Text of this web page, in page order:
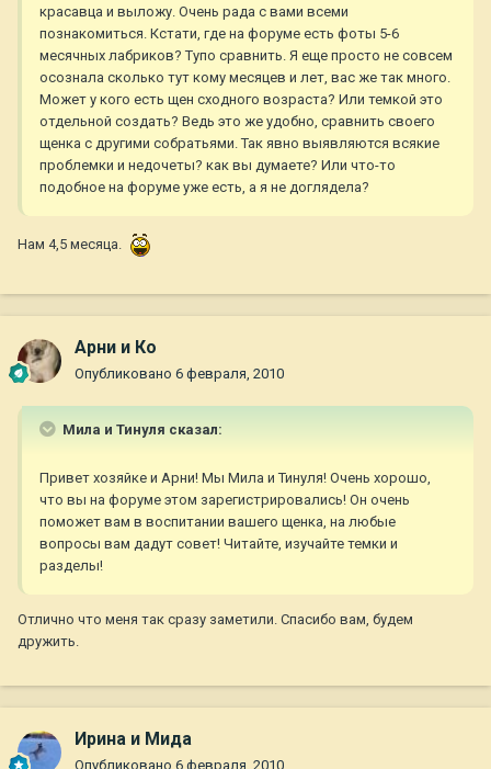
красавца и выложу. Очень рада с вами всеми
познакомиться. Кстати, где на форуме есть фоты 5-6
месячных лабриков? Тупо сравнить. Я еще просто не совсем
осознала сколько тут кому месяцев и лет, вас же так много.
Может у кого есть щен сходного возраста? Или темкой это
отдельной создать? Ведь это же удобно, сравнить своего
щенка с другими собратьями. Так явно выявляются всякие
проблемки и недочеты? как вы думаете? Или что-то
подобное на форуме уже есть, а я не доглядела?
Нам 4,5 месяца.
Арни и Ко
Опубликовано 6 февраля, 2010
Мила и Тинуля сказал:
Привет хозяйке и Арни! Мы Мила и Тинуля! Очень хорошо,
что вы на форуме этом зарегистрировались! Он очень
поможет вам в воспитании вашего щенка, на любые
вопросы вам дадут совет! Читайте, изучайте темки и
разделы!
Отлично что меня так сразу заметили. Спасибо вам, будем
дружить.
Ирина и Мида
Опубликовано 6 февраля, 2010